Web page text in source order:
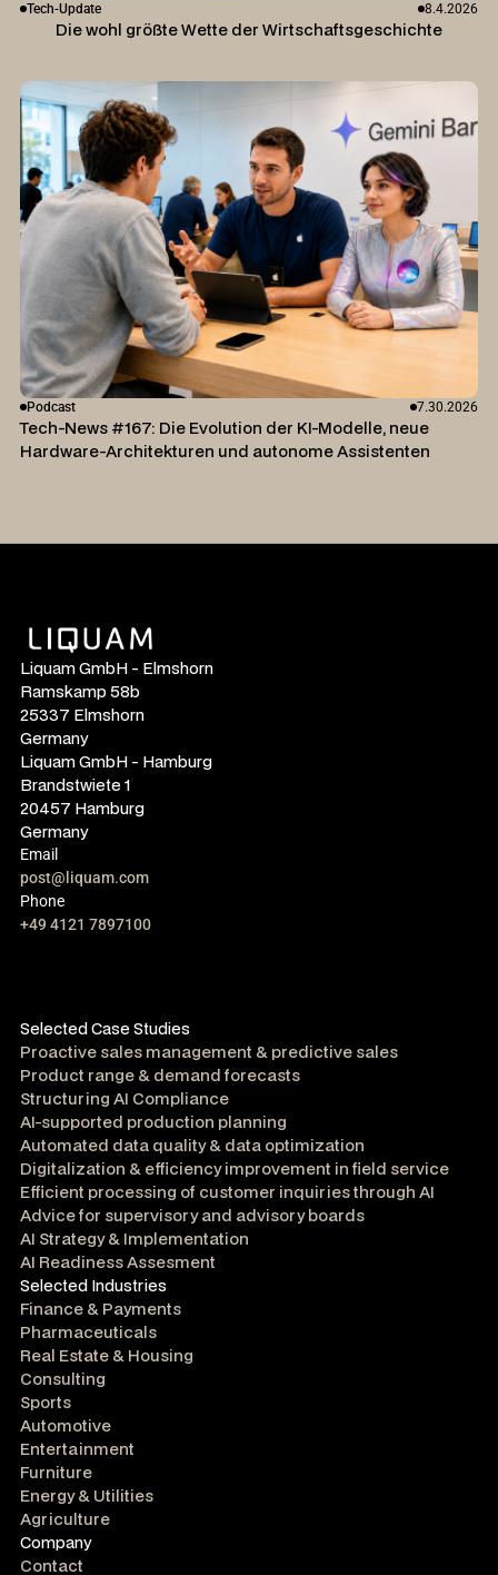
Tech-Update 8.4.2026
Die wohl größte Wette der Wirtschaftsgeschichte
Podcast 7.30.2026
Tech-News #167: Die Evolution der KI-Modelle, neue
Hardware-Architekturen und autonome Assistenten
Liquam GmbH - Elmshorn
Ramskamp 58b
25337 Elmshorn
Germany
Liquam GmbH - Hamburg
Brandstwiete 1
20457 Hamburg
Germany
Email
post@liquam.com
Phone
+49 4121 7897100
Selected Case Studies
Proactive sales management & predictive sales
Product range & demand forecasts
Structuring AI Compliance
AI-supported production planning
Automated data quality & data optimization
Digitalization & efficiency improvement in field service
Efficient processing of customer inquiries through AI
Advice for supervisory and advisory boards
AI Strategy & Implementation
AI Readiness Assesment
Selected Industries
Finance & Payments
Pharmaceuticals
Real Estate & Housing
Consulting
Sports
Automotive
Entertainment
Furniture
Energy & Utilities
Agriculture
Company
Contact